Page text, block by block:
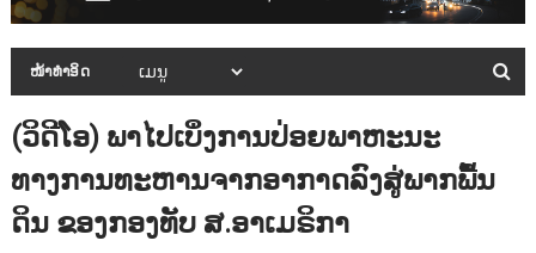
ໜ້າທຳອິດ
(ວິດີໂອ) ພາໄປເບິ່ງການປ່ອຍພາຫະນະ
ທາງການທະຫານຈາກອາກາດລົງສູ່ພາກພື້ນ
ດິນ ຂອງກອງທັບ ສ.ອາເມຣິກາ